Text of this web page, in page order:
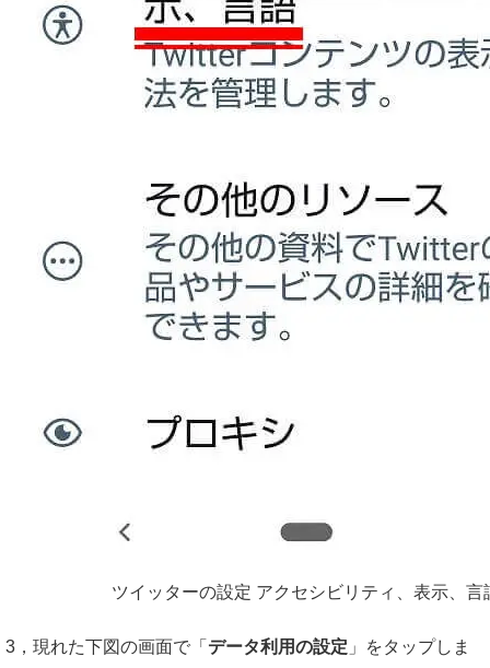
ツイッターの設定 アクセシビリティ、表示、言
3，現れた下図の画面で「 データ利用の設定 」をタップしま